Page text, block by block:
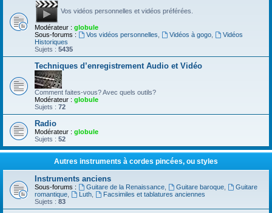
Vos vidéos personnelles et vidéos préférées.
Modérateur : globule
Sous-forums :
Vos vidéos personnelles Vidéos à gogo,
Vidéos
Historiques
Sujets : 5435
Techniques d’enregistrement Audio et Vidéo
Comment faites-vous? Avec quels outils?
Modérateur : globule
Sujets : 72
Radio
Modérateur : globule
Sujets : 52
Autres instruments à cordes pincées, ou styles
Instruments anciens
Sous-forums : Guitare de la Renaissance, Guitare baroque,
Guitare
romantique
Luth,
Facsimiles et tablatures anciennes
Sujets : 83